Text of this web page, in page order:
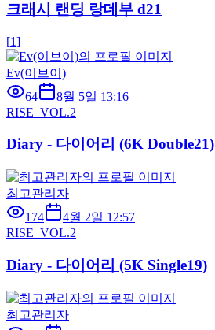
크래시 랜딩 랑데부 d21
[1]
Ev(이브이)
64
8월 5일 13:16
RISE_VOL.2
Diary - 다이어리 (6K Double21)
최고관리자
174
4월 2일 12:57
RISE_VOL.2
Diary - 다이어리 (5K Single19)
최고관리자